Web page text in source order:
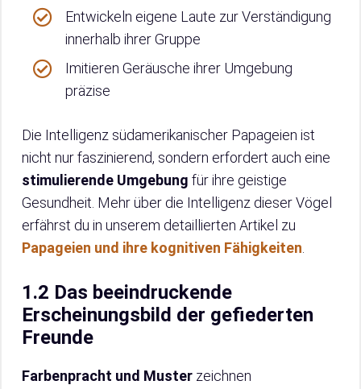
Entwickeln eigene Laute zur Verständigung
innerhalb ihrer Gruppe
Imitieren Geräusche ihrer Umgebung
präzise
Die Intelligenz südamerikanischer Papageien ist
nicht nur faszinierend, sondern erfordert auch eine
stimulierende Umgebung für ihre geistige
Gesundheit. Mehr über die Intelligenz dieser Vögel
erfährst du in unserem detaillierten Artikel zu
Papageien und ihre kognitiven Fähigkeiten.
1.2 Das beeindruckende
Erscheinungsbild der gefiederten
Freunde
Farbenpracht und Muster zeichnen